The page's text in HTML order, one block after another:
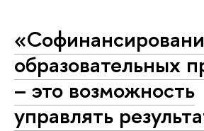
образовательных
– это возможность
управлять